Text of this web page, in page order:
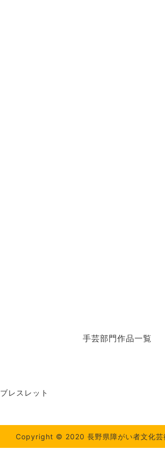
手芸部門作品一覧
ブレスレット
Copyright © 2020 長野県障がい者文化芸